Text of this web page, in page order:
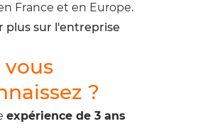
France et en Europe.
plus sur l'entreprise
vous
?
expérience de 3 ans